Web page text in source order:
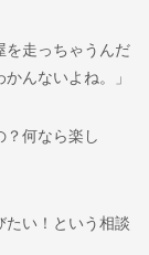
を走っちゃうんだ
んないよね。」
？何なら楽し
たい！という相談